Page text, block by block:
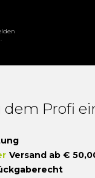
dem Profi
Versand ab €